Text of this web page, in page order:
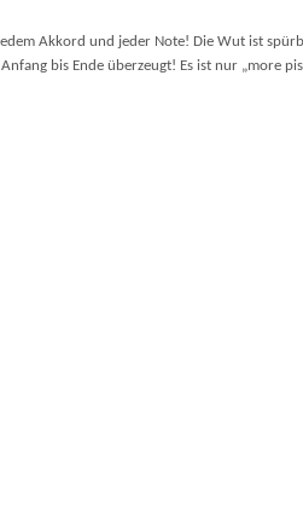
Akkord und jeder Note! Die Wut ist
bis Ende überzeugt! Es ist nur „more